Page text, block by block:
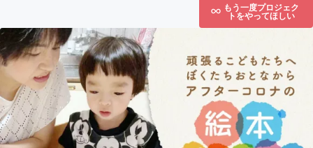
もう一度プロジェク
トをやってほしい